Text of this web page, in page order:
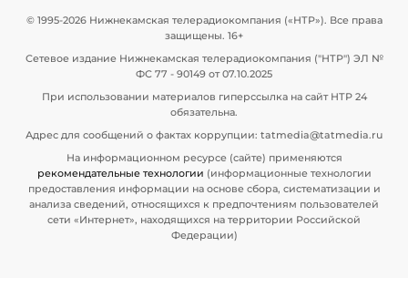
© 1995-2026 Нижнекамская телерадиокомпания («НТР»). Все права
защищены. 16+
Сетевое издание Нижнекамская телерадиокомпания ("НТР") ЭЛ №
ФС 77 - 90149 от 07.10.2025
При использовании материалов гиперссылка на сайт НТР 24
обязательна.
Адрес для сообщений о фактах коррупции: tatmedia@tatmedia.ru
На информационном ресурсе (сайте) применяются
рекомендательные технологии (информационные технологии
предоставления информации на основе сбора, систематизации и
анализа сведений, относящихся к предпочтениям пользователей
сети «Интернет», находящихся на территории Российской
Федерации)